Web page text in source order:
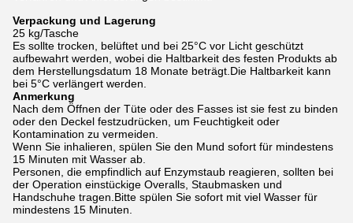
Verpackung und Lagerung
25 kg/Tasche
Es sollte trocken, belüftet und bei 25°C vor Licht geschützt
aufbewahrt werden, wobei die Haltbarkeit des festen Produkts ab
dem Herstellungsdatum 18 Monate beträgt.Die Haltbarkeit kann
bei 5°C verlängert werden.
Anmerkung
Nach dem Öffnen der Tüte oder des Fasses ist sie fest zu binden
oder den Deckel festzudrücken, um Feuchtigkeit oder
Kontamination zu vermeiden.
Wenn Sie inhalieren, spülen Sie den Mund sofort für mindestens
15 Minuten mit Wasser ab.
Personen, die empfindlich auf Enzymstaub reagieren, sollten bei
der Operation einstückige Overalls, Staubmasken und
Handschuhe tragen.Bitte spülen Sie sofort mit viel Wasser für
mindestens 15 Minuten.